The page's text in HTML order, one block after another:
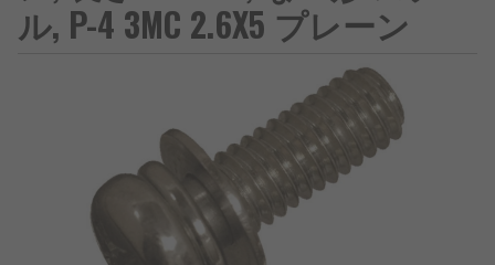
ル, P-4 3MC 2.6X5 プレーン